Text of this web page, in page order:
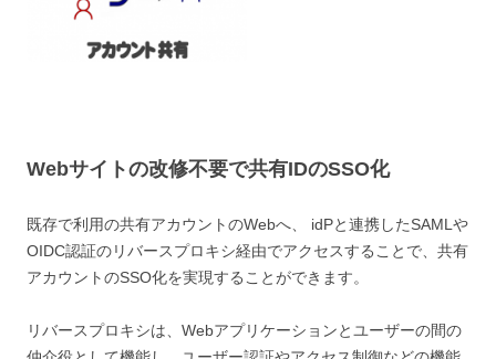
Webサイトの改修不要で共有IDのSSO化
既存で利用の共有アカウントのWebへ、 idPと連携したSAMLや
OIDC認証のリバースプロキシ経由でアクセスすることで、共有
アカウントのSSO化を実現することができます。
リバースプロキシは、Webアプリケーションとユーザーの間の